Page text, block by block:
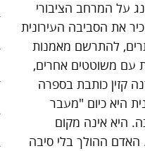
ארכיון
פוסטים מומלצים
אודות האתר
על המרחב הציבורי
את הסביבה העירונית
להתרשם מאמנות
עם משוטטים אחרים,
קזין כותבת בספרה
היא כיום "מעבר
היא אינה מקום
ההולך בלי סיבה